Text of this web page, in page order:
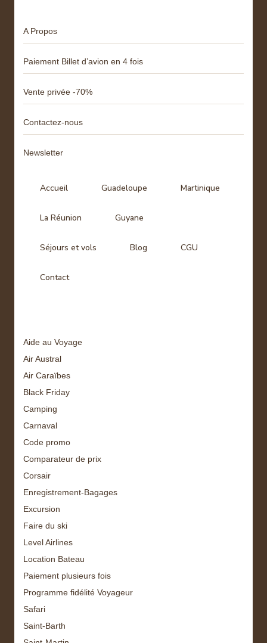
A Propos
Paiement Billet d’avion en 4 fois
Vente privée -70%
Contactez-nous
Newsletter
Accueil Guadeloupe Martinique
La Réunion Guyane
Séjours et vols Blog CGU
Contact
Aide au Voyage
Air Austral
Air Caraïbes
Black Friday
Camping
Carnaval
Code promo
Comparateur de prix
Corsair
Enregistrement-Bagages
Excursion
Faire du ski
Level Airlines
Location Bateau
Paiement plusieurs fois
Programme fidélité Voyageur
Safari
Saint-Barth